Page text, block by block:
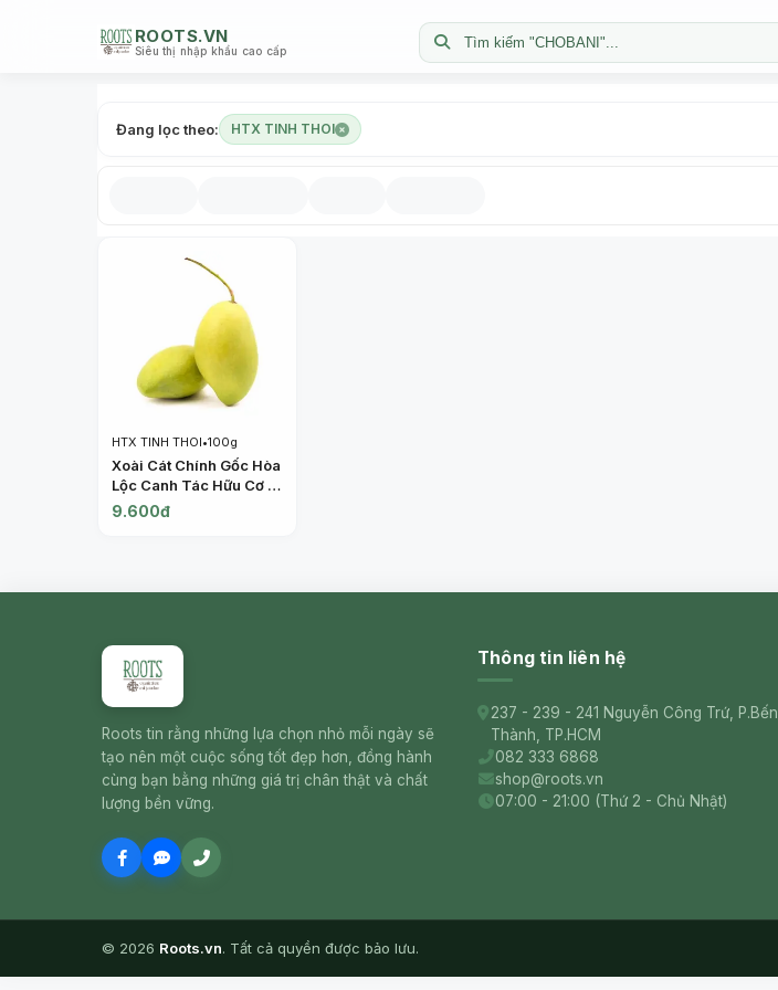
ROOTS.VN
Siêu thị nhập khẩu cao cấp
Tìm kiếm "CHOBANI"...
Đang lọc theo: HTX TINH THOI
HTX TINH THOI•100g
Xoài Cát Chính Gốc Hòa
Lộc Canh Tác Hữu Cơ -
Organically Grown Hoa
9.600đ
Roots tin rằng những lựa chọn nhỏ mỗi ngày sẽ
tạo nên một cuộc sống tốt đẹp hơn, đồng hành
cùng bạn bằng những giá trị chân thật và chất
lượng bền vững.
Thông tin liên hệ
237 - 239 - 241 Nguyễn Công Trứ, P.Bến
Thành, TP.HCM
082 333 6868
shop@roots.vn
07:00 - 21:00 (Thứ 2 - Chủ Nhật)
© 2026 Roots.vn. Tất cả quyền được bảo lưu.